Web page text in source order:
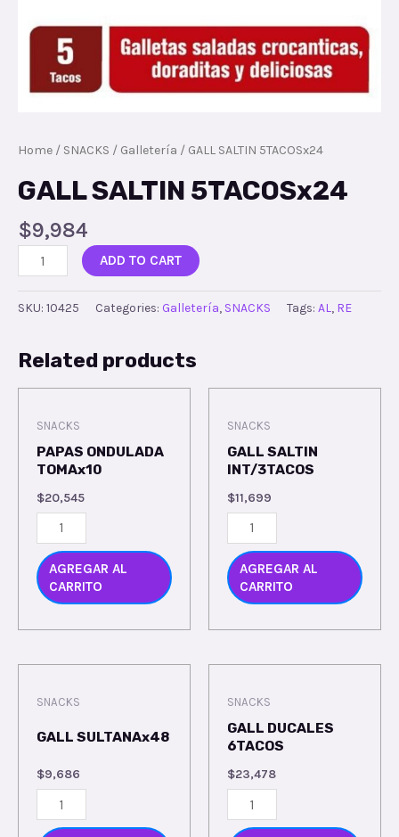
Home / SNACKS / Galletería / GALL SALTIN 5TACOSx24
GALL SALTIN 5TACOSx24
$9,984
ADD TO CART
SKU: 10425 Categories: Galletería, SNACKS Tags: AL, RE
Related products
SNACKS
PAPAS ONDULADA
TOMAx10
$20,545
AGREGAR AL
CARRITO
SNACKS
GALL SALTIN
INT/3TACOS
$11,699
AGREGAR AL
CARRITO
SNACKS
GALL SULTANAx48
$9,686
SNACKS
GALL DUCALES
6TACOS
$23,478